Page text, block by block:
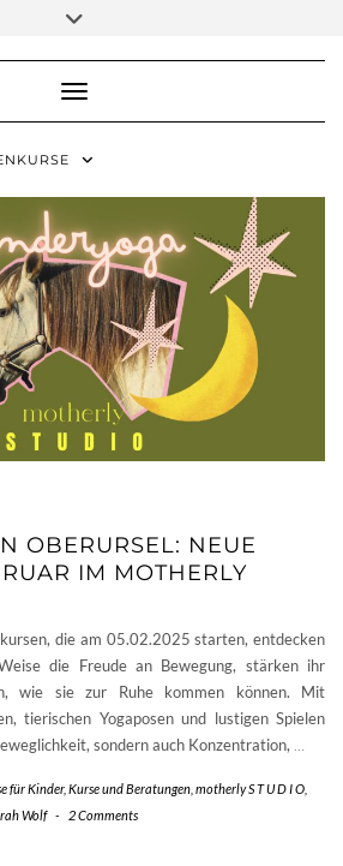
Toggle Navigation
OBERURSEL: NEUE
IM MOTHERLY
die am 05.02.2025 starten, entdecken
die Freude an Bewegung, stärken ihr
wie sie zur Ruhe kommen können. Mit
tierischen Yogaposen und lustigen Spielen
sondern auch Konzentration,
für Kinder, Kurse und Beratungen motherly S T U D I O
Wolf - 2 Comments